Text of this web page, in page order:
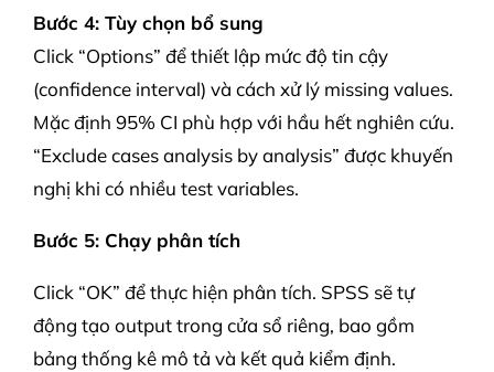
Bước 4: Tùy chọn bổ sung
Click “Options” để thiết lập mức độ tin cậy
(confidence interval) và cách xử lý missing values.
Mặc định 95% CI phù hợp với hầu hết nghiên cứu.
“Exclude cases analysis by analysis” được khuyến
nghị khi có nhiều test variables.
Bước 5: Chạy phân tích
Click “OK” để thực hiện phân tích. SPSS sẽ tự
động tạo output trong cửa sổ riêng, bao gồm
bảng thống kê mô tả và kết quả kiểm định.